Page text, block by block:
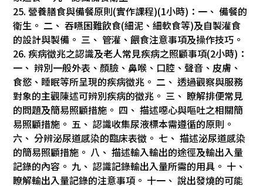
25. 營養膳食與備餐原則(實作課程)(1小時)：一、 備餐的
衛生。 二、 吞嚥困難飲食(細泥、細軟食等)及自製灌食
的設計與製備。 三、 管灌、餵食注意事項及操作技巧。
26. 疾病徵兆之認識及老人常見疾病之照顧事項(2小時)：
一、 辨別一般外表、顏臉、鼻喉、口腔、聲音、皮膚、
食慾、睡眠等所呈現的疾病徵兆。 二、 透過觀察與服務
對象的主觀陳述可辨別疾病的徵兆。 三、 瞭解排便常見
的問題及簡易照顧措施。 四、 描述噁心與嘔吐之相關簡
易照顧措施。 五、 認識收集尿液標本需遵循的原則。
六、 分辨泌尿道感染的臨床表徵。 七、 描述泌尿道感染
的簡易照顧措施。 八、 描述輸入輸出的途徑及輸出入量
記錄的內容。 九、 認識記錄輸出入量所需的用具。 十、
瞭解輸出入量記錄的注意事項。 十一、 說出發燒的可能